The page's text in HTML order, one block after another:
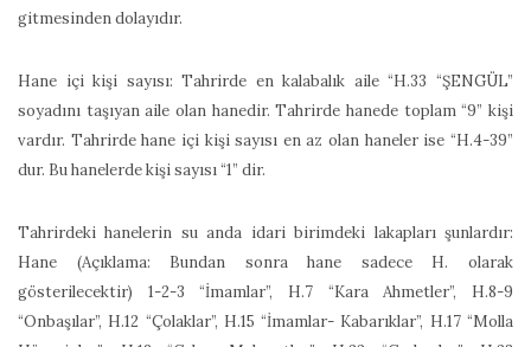
gitmesinden dolayıdır.
Hane içi kişi sayısı: Tahrirde en kalabalık aile “H.33 “ŞENGÜL”
soyadını taşıyan aile olan hanedir. Tahrirde hanede toplam “9” kişi
vardır. Tahrirde hane içi kişi sayısı en az olan haneler ise “H.4-39”
dur. Bu hanelerde kişi sayısı “1” dir.
Tahrirdeki hanelerin su anda idari birimdeki lakapları şunlardır:
Hane (Açıklama: Bundan sonra hane sadece H. olarak
gösterilecektir) 1-2-3 “İmamlar”, H.7 “Kara Ahmetler”, H.8-9
“Onbaşılar”, H.12 “Çolaklar”, H.15 “İmamlar- Kabarıklar”, H.17 “Molla